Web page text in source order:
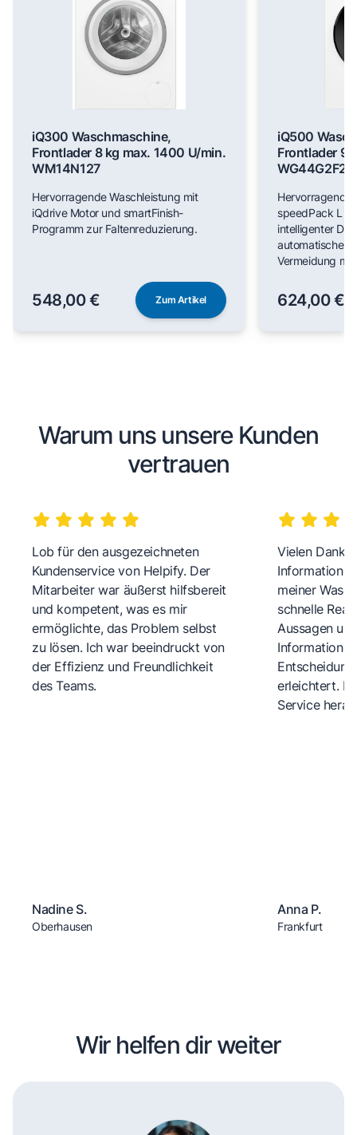
iQ300 Waschmaschine,
Frontlader 8 kg max. 1400 U/min.
WM14N127
Hervorragende Waschleistung mit
iQdrive Motor und smartFinish-
Programm zur Faltenreduzierung.
548,00 € Zum Artikel
iQ500
Frontlader 9
WG44G2F22
Hervorragende
speedPack L
intelligenter
automatischer
Vermeidung
624,00 €
Warum uns unsere Kunden
vertrauen
Lob für den ausgezeichneten
Kundenservice von Helpify. Der
Mitarbeiter war äußerst hilfsbereit
und kompetent, was es mir
ermöglichte, das Problem selbst
zu lösen. Ich war beeindruckt von
der Effizienz und Freundlichkeit
des Teams.
Nadine S.
Oberhausen
Vielen Dank
meiner
schnelle
Aussagen
erleichtert.
Service
Anna P.
Frankfurt
Wir helfen dir weiter